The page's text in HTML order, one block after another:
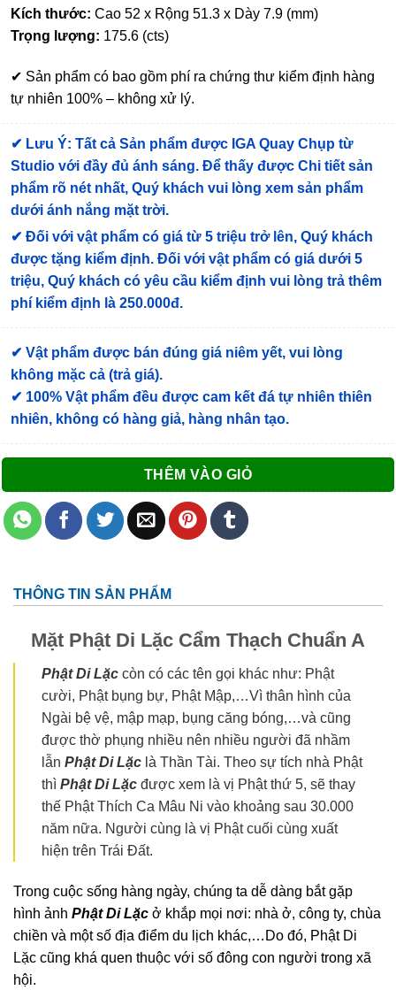
Kích thước: Cao 52 x Rộng 51.3 x Dày 7.9 (mm)
Trọng lượng: 175.6 (cts)
✔ Sản phẩm có bao gồm phí ra chứng thư kiểm định hàng
tự nhiên 100% – không xử lý.
✔ Lưu Ý: Tất cả Sản phẩm được IGA Quay Chụp từ
Studio với đầy đủ ánh sáng. Để thấy được Chi tiết sản
phẩm rõ nét nhất, Quý khách vui lòng xem sản phẩm
dưới ánh nắng mặt trời.
✔ Đối với vật phẩm có giá từ 5 triệu trở lên, Quý khách
được tặng kiểm định. Đối với vật phẩm có giá dưới 5
triệu, Quý khách có yêu cầu kiểm định vui lòng trả thêm
phí kiểm định là 250.000đ.
✔ Vật phẩm được bán đúng giá niêm yết, vui lòng
không mặc cả (trả giá).
✔ 100% Vật phẩm đều được cam kết đá tự nhiên thiên
nhiên, không có hàng giả, hàng nhân tạo.
THÊM VÀO GIỎ
THÔNG TIN SẢN PHẨM
Mặt Phật Di Lặc Cẩm Thạch Chuẩn A
Phật Di Lặc còn có các tên gọi khác như: Phật
cười, Phật bụng bự, Phật Mập,…Vì thân hình của
Ngài bệ vệ, mập mạp, bụng căng bóng,…và cũng
được thờ phụng nhiều nên nhiều người đã nhầm
lẫn Phật Di Lặc là Thần Tài. Theo sự tích nhà Phật
thì Phật Di Lặc được xem là vị Phật thứ 5, sẽ thay
thế Phật Thích Ca Mâu Ni vào khoảng sau 30.000
năm nữa. Người cùng là vị Phật cuối cùng xuất
hiện trên Trái Đất.
Trong cuộc sống hàng ngày, chúng ta dễ dàng bắt gặp
hình ảnh Phật Di Lặc ở khắp mọi nơi: nhà ở, công ty, chùa
chiền và một số địa điểm du lịch khác,…Do đó, Phật Di
Lặc cũng khá quen thuộc với số đông con người trong xã
hội.